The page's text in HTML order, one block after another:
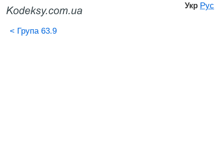
Укр Рус
< Група 63.9